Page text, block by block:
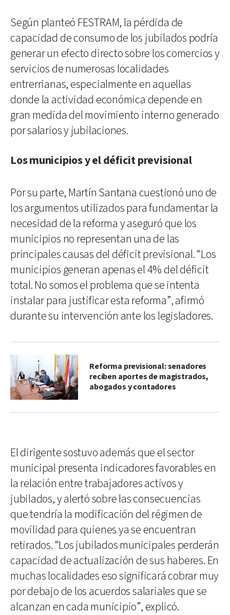
Según planteó FESTRAM, la pérdida de
capacidad de consumo de los jubilados podría
generar un efecto directo sobre los comercios y
servicios de numerosas localidades
entrerrianas, especialmente en aquellas
donde la actividad económica depende en
gran medida del movimiento interno generado
por salarios y jubilaciones.
Los municipios y el déficit previsional
Por su parte, Martín Santana cuestionó uno de
los argumentos utilizados para fundamentar la
necesidad de la reforma y aseguró que los
municipios no representan una de las
principales causas del déficit previsional. “Los
municipios generan apenas el 4% del déficit
total. No somos el problema que se intenta
instalar para justificar esta reforma”, afirmó
durante su intervención ante los legisladores.
Reforma previsional: senadores
reciben aportes de magistrados,
abogados y contadores
El dirigente sostuvo además que el sector
municipal presenta indicadores favorables en
la relación entre trabajadores activos y
jubilados, y alertó sobre las consecuencias
que tendría la modificación del régimen de
movilidad para quienes ya se encuentran
retirados. “Los jubilados municipales perderán
capacidad de actualización de sus haberes. En
muchas localidades eso significará cobrar muy
por debajo de los acuerdos salariales que se
alcanzan en cada municipio”, explicó.